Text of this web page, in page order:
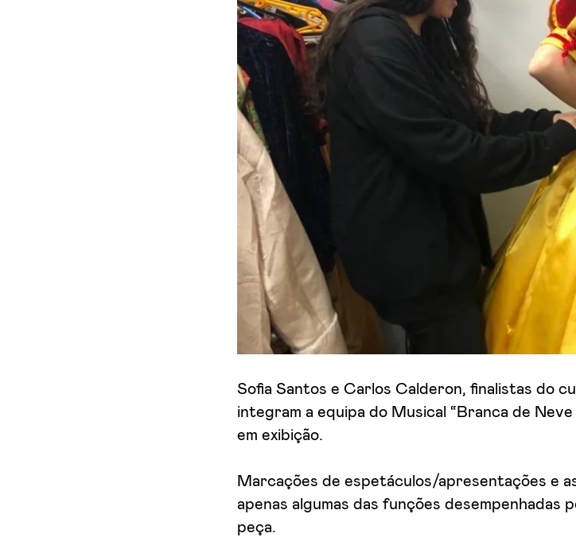
Aceito receber emails sobre novidades da ETIC
Sofia Santos e Carlos Calderon, finalistas do
integram a equipa do Musical “Branca de
em exibição.
Marcações de espetáculos/apresentações e
apenas algumas das funções
peça.